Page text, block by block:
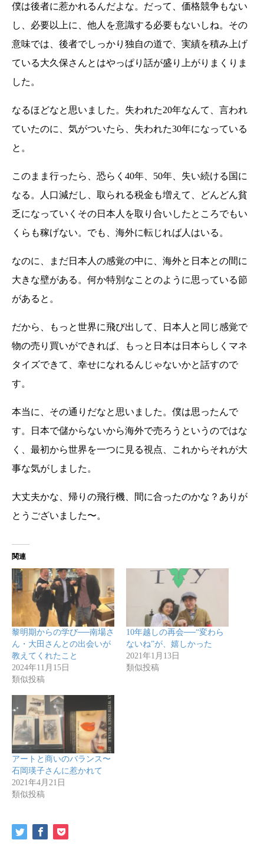
僕は後者に惹かれるんだよな。だって、価格競争もない
し、必要以上に、他人を意識する必要もないしね。その
意味では、後者でしっかり独自の道で、実績を積み上げ
ている大久保さんとはやっぱり話が盛り上がりまくりま
した。
なるほどなと思いました。失われた20年なんて、言われ
ていたのに、気がついたら、失われた30年になっている
と。
このまま行ったら、恐らく40年、50年、失い続ける国に
なる。人口減だし、取られる税金も増えて、どんどん貧
乏になっていくその日本人を取り合いしたところでもい
くらも稼げない。でも、海外に転じれば人はいる。
なのに、まだ日本人の感覚の中に、海外と日本との間に
大きな壁がある。何か特別なことのように思っている節
があると。
だから、もっと世界に飛び出して、日本人と同じ感覚で
物の売り買いができれば、もっと日本は日本らしくマネ
タイズできて、幸せになれるんじゃないかと話すので
す。
本当に、その通りだなと思いました。僕は思ったんで
す。日本で儲からないから海外で売ろうというのではな
く、最初から世界を一つに見る視点、これからそれが大
事な気がしました。
大丈夫かな、帰りの飛行機、間に合ったのかな？ありが
とうございました〜。
関連
黎明期からの学び──南場さ
ん・大田さんとの出会いが
教えてくれたこと
2024年11月15日
類似投稿
10年越しの再会──“変わら
ないね”が、嬉しかった
2021年1月13日
類似投稿
アートと商いのバランス〜
石岡瑛子さんに惹かれて
2021年4月21日
類似投稿